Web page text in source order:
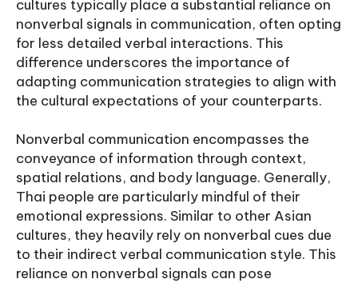
cultures typically place a substantial reliance on
nonverbal signals in communication, often opting
for less detailed verbal interactions. This
difference underscores the importance of
adapting communication strategies to align with
the cultural expectations of your counterparts.
Nonverbal communication encompasses the
conveyance of information through context,
spatial relations, and body language. Generally,
Thai people are particularly mindful of their
emotional expressions. Similar to other Asian
cultures, they heavily rely on nonverbal cues due
to their indirect verbal communication style. This
reliance on nonverbal signals can pose